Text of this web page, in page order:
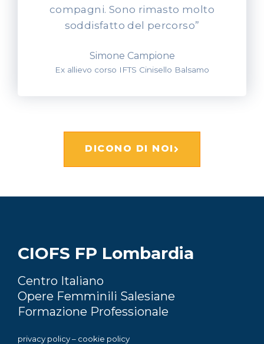
compagni. Sono rimasto molto
soddisfatto del percorso”
Simone Campione
Ex allievo corso IFTS Cinisello Balsamo
DICONO DI NOI
CIOFS FP Lombardia
Centro Italiano
Opere Femminili Salesiane
Formazione Professionale
privacy policy– cookie policy